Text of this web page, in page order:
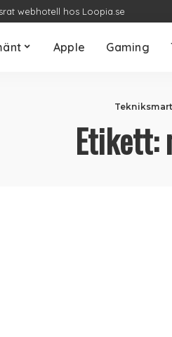
webhotell hos Loopia.se
Apple Gaming
Tekniksmart
Etikett: